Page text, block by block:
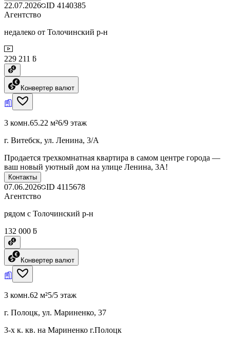
22.07.2026 ID 4140385
Агентство
недалеко от Толочинский р-н
229 211 ƃ
Конвертер валют
3 комн.65.22 м²6/9 этаж
г. Витебск, ул. Ленина, 3/А
Продается трехкомнатная квартира в самом центре города —
ваш новый уютный дом на улице Ленина, 3А!
Контакты
07.06.2026 ID 4115678
Агентство
рядом с Толочинский р-н
132 000 ƃ
Конвертер валют
3 комн.62 м²5/5 этаж
г. Полоцк, ул. Мариненко, 37
3-х к. кв. на Мариненко г.Полоцк